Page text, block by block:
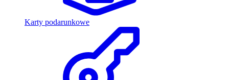
Karty podarunkowe